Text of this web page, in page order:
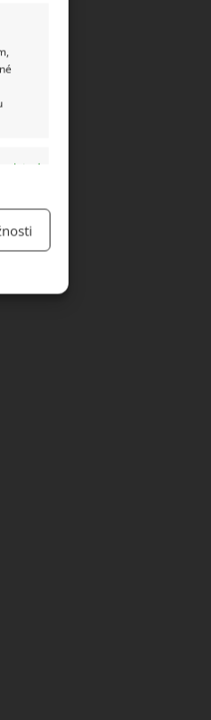
aktivní